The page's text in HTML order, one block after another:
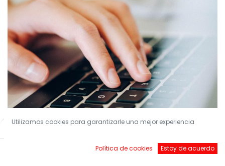
Filters Default
¡Conviértete en nuestro Socio!
Utilizamos cookies para garantizarle una mejor experiencia
Política de cookies Estoy de acuerdo